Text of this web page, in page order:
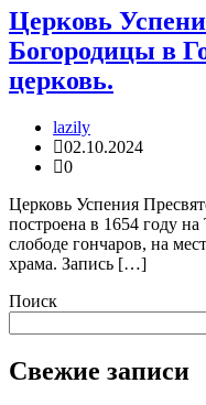
Церковь
Богородицы в
церковь.
lazily
02.10.2024
0
Церковь Успения
построена в 1654 году
слободе гончаров, на
храма. Запись […]
Поиск
Свежие записи